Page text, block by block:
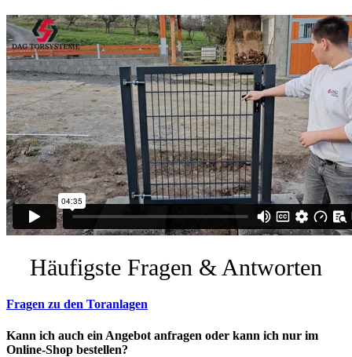
Häufigste Fragen & Antworten
Fragen zu den Toranlagen
Kann ich auch ein Angebot anfragen oder kann ich nur im
Online-Shop bestellen?